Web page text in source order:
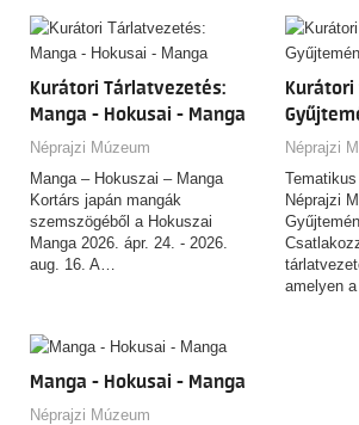
hanem azt vizsgálja, miként
alakult és változott a „manga”
fogalma, használata és
jelentése az elmúlt kétszáz év
során.
Kurátori Tárlatvezetés:
Manga - Hokusai - Manga
Néprajzi Múzeum
Manga – Hokuszai – Manga
Kortárs japán mangák
szemszögéből a Hokuszai
Manga 2026. ápr. 24. - 2026.
aug. 16. A…
Néprajzi
Néprajzi
amelyen
Manga - Hokusai - Manga
Néprajzi Múzeum